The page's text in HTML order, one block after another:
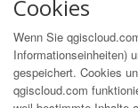
Cookies
Wenn Sie
Informationseinheiten)
gespeichert. Cookies
qgiscloud.com